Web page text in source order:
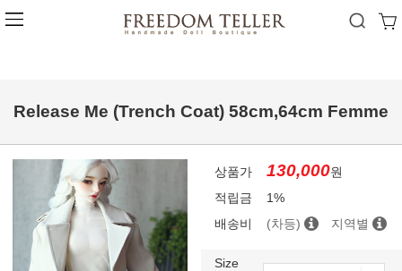
Release Me (Trench Coat) 58cm,64cm Femme
상품가 130,000원
적립금
1%
배송비
(차등) 지역별
Size